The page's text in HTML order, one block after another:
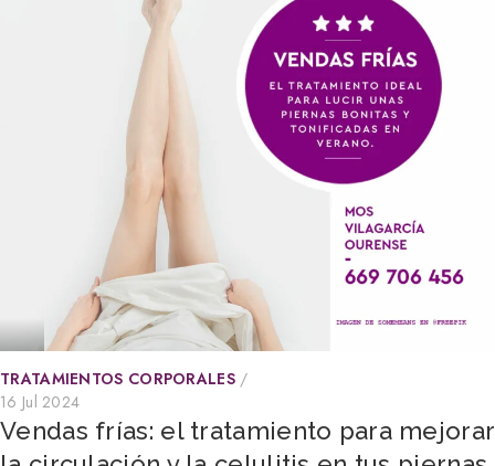
TRATAMIENTOS CORPORALES
16 Jul 2024
Vendas frías: el tratamiento para mejorar